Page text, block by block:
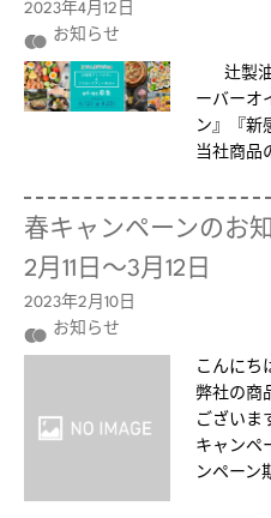
2023年4月12日
お知らせ
辻製油
ーバーオ
ン』『新
当社商品
春キャンペーンのお
2月11日～3月12日
2023年2月10日
お知らせ
こんにち
弊社の商
ございま
キャンペ
ンペーン